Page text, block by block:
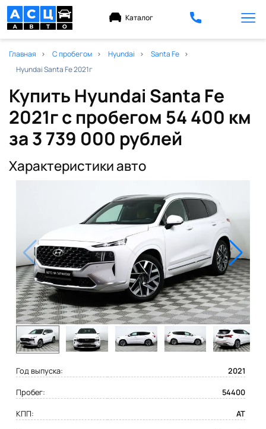
Каталог
Главная С пробегом Hyundai
Santa Fe
Hyundai Santa Fe 2021г
Купить Hyundai Santa Fe
2021г с пробегом 54 400 км
за 3 739 000 рублей
Характеристики авто
Год выпуска:
2021
Пробег:
54400
КПП:
AT